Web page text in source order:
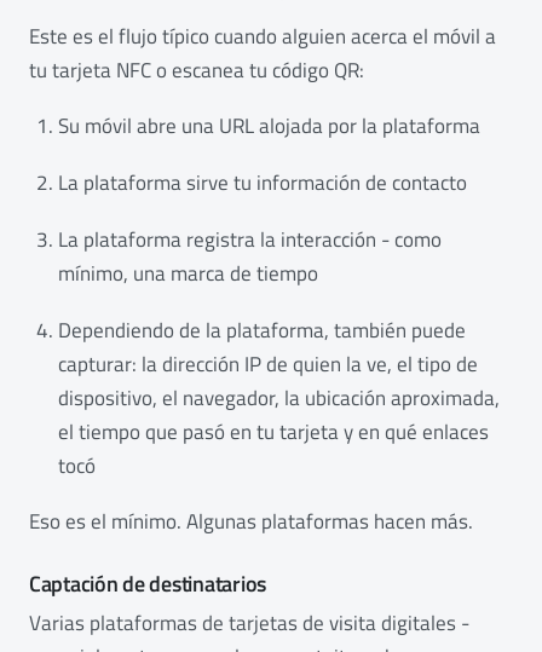
Este es el flujo típico cuando alguien acerca el móvil a
tu tarjeta NFC o escanea tu código QR:
Su móvil abre una URL alojada por la plataforma
La plataforma sirve tu información de contacto
La plataforma registra la interacción - como
mínimo, una marca de tiempo
Dependiendo de la plataforma, también puede
capturar: la dirección IP de quien la ve, el tipo de
dispositivo, el navegador, la ubicación aproximada,
el tiempo que pasó en tu tarjeta y en qué enlaces
tocó
Eso es el mínimo. Algunas plataformas hacen más.
Captación de destinatarios
Varias plataformas de tarjetas de visita digitales -